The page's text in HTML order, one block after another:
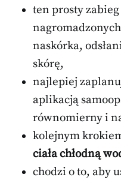
ten prosty
naskórka,
skórę,
najlepiej
aplikacją
równomierny i
kolejnym
ciała chłodną
chodzi o to, aby